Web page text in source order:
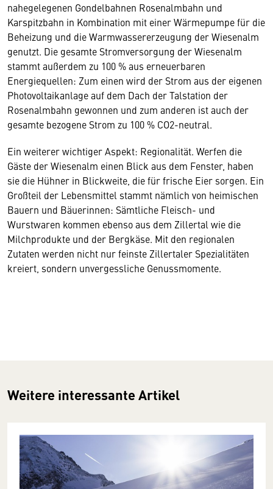
nahegelegenen Gondelbahnen Rosenalmbahn und
Karspitzbahn in Kombination mit einer Wärmepumpe für die
Beheizung und die Warmwassererzeugung der Wiesenalm
genutzt. Die gesamte Stromversorgung der Wiesenalm
stammt außerdem zu 100 % aus erneuerbaren
Energiequellen: Zum einen wird der Strom aus der eigenen
Photovoltaikanlage auf dem Dach der Talstation der
Rosenalmbahn gewonnen und zum anderen ist auch der
gesamte bezogene Strom zu 100 % CO2-neutral.
Ein weiterer wichtiger Aspekt: Regionalität. Werfen die
Gäste der Wiesenalm einen Blick aus dem Fenster, haben
sie die Hühner in Blickweite, die für frische Eier sorgen. Ein
Großteil der Lebensmittel stammt nämlich von heimischen
Bauern und Bäuerinnen: Sämtliche Fleisch- und
Wurstwaren kommen ebenso aus dem Zillertal wie die
Milchprodukte und der Bergkäse. Mit den regionalen
Zutaten werden nicht nur feinste Zillertaler Spezialitäten
kreiert, sondern unvergessliche Genussmomente.
Weitere interessante Artikel